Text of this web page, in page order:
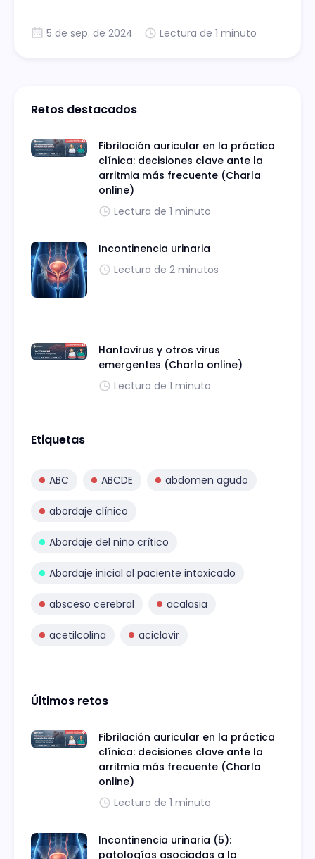
5 de sep. de 2024 Lectura de 1 minuto
Retos destacados
Fibrilación auricular en la práctica
clínica: decisiones clave ante la
arritmia más frecuente (Charla
online)
Lectura de 1 minuto
Incontinencia urinaria
Lectura de 2 minutos
Hantavirus y otros virus
emergentes (Charla online)
Lectura de 1 minuto
Etiquetas
ABC ABCDE abdomen agudo
abordaje clínico
Abordaje del niño crítico
Abordaje inicial al paciente intoxicado
absceso cerebral acalasia
acetilcolina aciclovir
Últimos retos
Fibrilación auricular en la práctica
clínica: decisiones clave ante la
arritmia más frecuente (Charla
online)
Lectura de 1 minuto
Incontinencia urinaria (5):
patologías asociadas a la